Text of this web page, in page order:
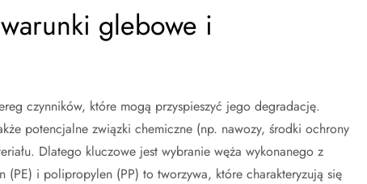
glebowe i
czynników, które mogą przyspieszyć jego degradację.
potencjalne związki chemiczne (np. nawozy, środki ochrony
Dlatego kluczowe jest wybranie węża wykonanego z
(PE) i polipropylen (PP) to tworzywa, które charakteryzują się